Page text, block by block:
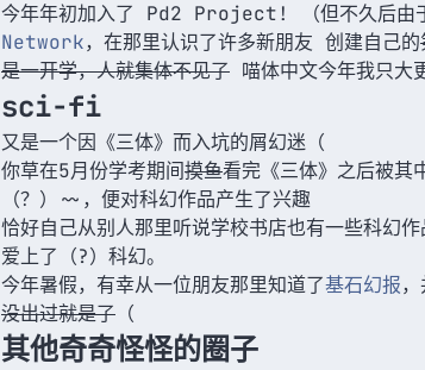
今年年初加入了 Pd2 Project! （但不久后由
Network，在那里认识了许多新朋友 创建自己的
是一开学，人就集体不见了 喵体中文今年我只
sci-fi
又是一个因《三体》而入坑的屑幻迷（
你草在5月份学考期间摸鱼看完《三体》之后被其
（？）~~，便对科幻作品产生了兴趣
恰好自己从别人那里听说学校书店也有一些科幻
爱上了（?）科幻。
今年暑假，有幸从一位朋友那里知道了基石幻报
没出过就是了 （
其他奇奇怪怪的圈子